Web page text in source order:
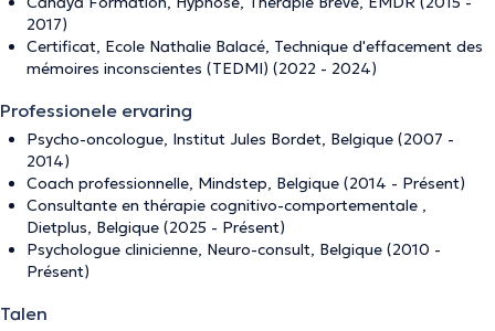
2017)
Certificat, Ecole Nathalie Balacé, Technique d'effacement des
mémoires inconscientes (TEDMI) (2022 - 2024)
Professionele ervaring
Psycho-oncologue, Institut Jules Bordet, Belgique (2007 -
2014)
Coach professionnelle, Mindstep, Belgique (2014 - Présent)
Consultante en thérapie cognitivo-comportementale ,
Dietplus, Belgique (2025 - Présent)
Psychologue clinicienne, Neuro-consult, Belgique (2010 -
Présent)
Talen